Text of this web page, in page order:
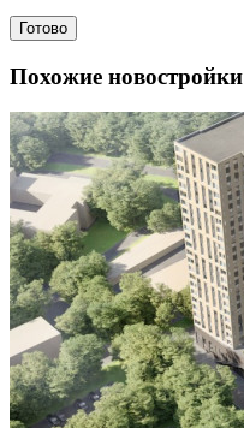
Готово
Похожие новостройки